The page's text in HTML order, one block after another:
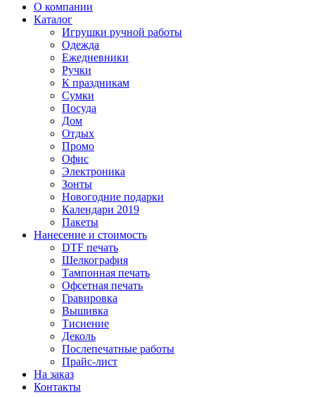
О компании
Каталог
Игрушки ручной работы
Одежда
Ежедневники
Ручки
К праздникам
Сумки
Посуда
Дом
Отдых
Промо
Офис
Электроника
Зонты
Новогодние подарки
Календари 2019
Пакеты
Нанесение и стоимость
DTF печать
Шелкография
Тампонная печать
Офсетная печать
Гравировка
Вышивка
Тиснение
Деколь
Послепечатные работы
Прайс-лист
На заказ
Контакты